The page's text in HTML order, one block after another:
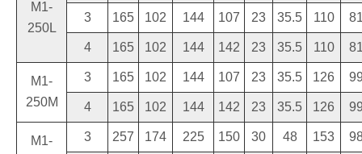
M1-
250L
3 165 102 144 107 23 35.5 110
4 165 102 144 142 23 35.5 110
M1-
250M
3 165 102 144 107 23 35.5 126
4 165 102 144 142 23 35.5 126
M1-
3 257 174 225 150 30 48 153